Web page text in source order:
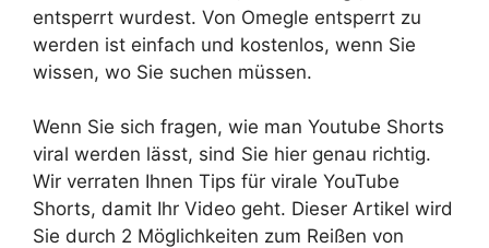
entsperrt wurdest. Von Omegle entsperrt zu
werden ist einfach und kostenlos, wenn Sie
wissen, wo Sie suchen müssen.
Wenn Sie sich fragen, wie man Youtube Shorts
viral werden lässt, sind Sie hier genau richtig.
Wir verraten Ihnen Tips für virale YouTube
Shorts, damit Ihr Video geht. Dieser Artikel wird
Sie durch 2 Möglichkeiten zum Reißen von